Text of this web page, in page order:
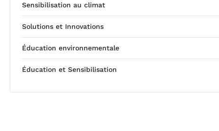
Sensibilisation au climat
Solutions et Innovations
Éducation environnementale
Éducation et Sensibilisation